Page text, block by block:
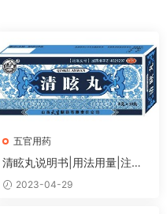
五官用药
清眩丸说明书|用法用量|注意
事项2023-04-29